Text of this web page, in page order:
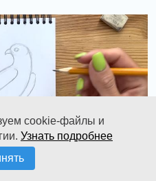
cookie-файлы и
Узнать подробнее